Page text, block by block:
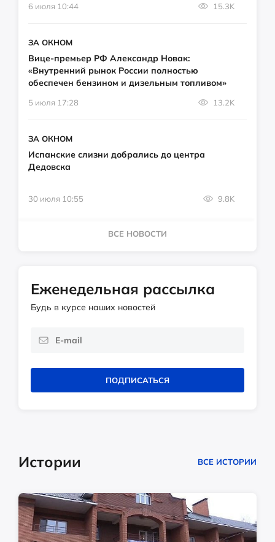
6 июля 10:44 15.3K
ЗА ОКНОМ
Вице-премьер РФ Александр Новак:
«Внутренний рынок России полностью
обеспечен бензином и дизельным топливом»
5 июля 17:28 13.2K
ЗА ОКНОМ
Испанские слизни добрались до центра
Дедовска
30 июля 10:55 9.8K
ВСЕ НОВОСТИ
Еженедельная рассылка
Будь в курсе наших новостей
ПОДПИСАТЬСЯ
Истории ВСЕ ИСТОРИИ